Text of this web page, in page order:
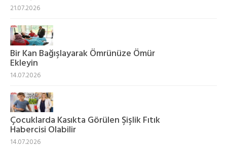
21.07.2026
Bir Kan Bağışlayarak Ömrünüze Ömür
Ekleyin
14.07.2026
Çocuklarda Kasıkta Görülen Şişlik Fıtık
Habercisi Olabilir
14.07.2026